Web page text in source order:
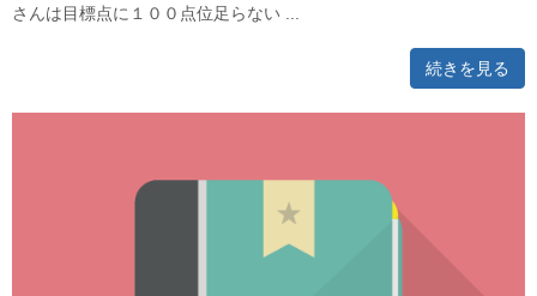
さんは目標点に１００点位足らない ...
続きを見る